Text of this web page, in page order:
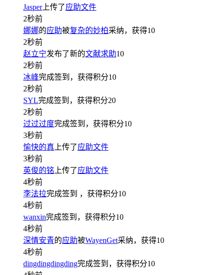
Jasper上传了应助文件
2秒前
娜娜的应助被复杂的妙柏采纳，获得10
2秒前
赵立宁发布了新的文献求助10
2秒前
冰峰完成签到，获得积分10
2秒前
SYL完成签到，获得积分20
2秒前
过过过度完成签到，获得积分10
3秒前
愉快的真 上传了应助文件
3秒前
英俊的铭 上传了应助文件
4秒前
李法拉完成签到 ，获得积分10
4秒前
wanxin完成签到，获得积分10
4秒前
深情安青的应助被WayenGet采纳，获得10
4秒前
dingdingdingding完成签到，获得积分10